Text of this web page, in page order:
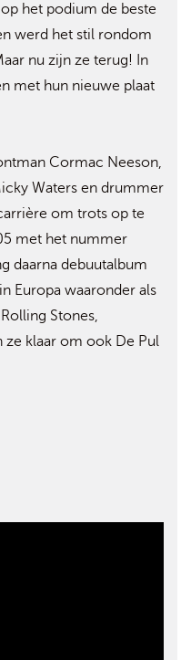
het podium de beste
werd het stil rondom
nu zijn ze terug! In
met hun nieuwe plaat
Cormac Neeson,
Waters en drummer
om trots op te
met het nummer
daarna debuutalbum
Europa waaronder als
Stones,
klaar om ook De Pul